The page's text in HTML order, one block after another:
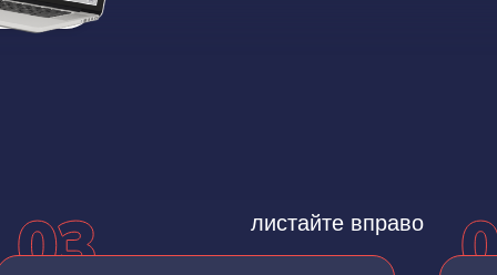
листайте вправо